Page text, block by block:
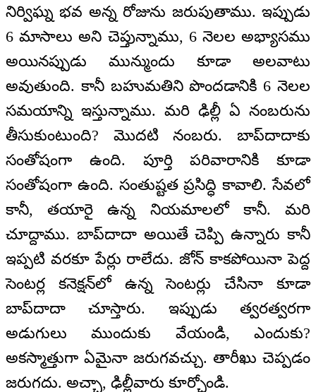
నిర్విఘ్న భవ అన్న రోజును జరుపుతాము. ఇప్పుడు
6 మాసాలు అని చెప్తున్నాము, 6 నెలల అభ్యాసము
అయినప్పుడు మున్ముందు కూడా అలవాటు
అవుతుంది. కానీ బహుమతిని పొందడానికి 6 నెలల
సమయాన్ని ఇస్తున్నాము. మరి ఢిల్లీ ఏ నంబరును
తీసుకుంటుంది? మొదటి నంబరు. బాప్‌దాదాకు
సంతోషంగా ఉంది. పూర్తి పరివారానికి కూడా
సంతోషంగా ఉంది. సంతుష్టత ప్రసిద్ధి కావాలి. సేవలో
కానీ, తయారై ఉన్న నియమాలలో కానీ. మరి
చూద్దాము. బాప్‌దాదా అయితే చెప్పి ఉన్నారు కానీ
ఇప్పటి వరకూ పేర్లు రాలేదు. జోన్‌ కాకపోయినా పెద్ద
సెంటర్ల కనెక్షన్‌లో ఉన్న సెంటర్లు చేసినా కూడా
బాప్‌దాదా చూస్తారు. ఇప్పుడు త్వరత్వరగా
అడుగులు ముందుకు వేయండి, ఎందుకు?
అకస్మాత్తుగా ఏమైనా జరుగవచ్చు. తారీఖు చెప్పడం
జరుగదు. అచ్ఛా, ఢిల్లీవారు కూర్చోండి.